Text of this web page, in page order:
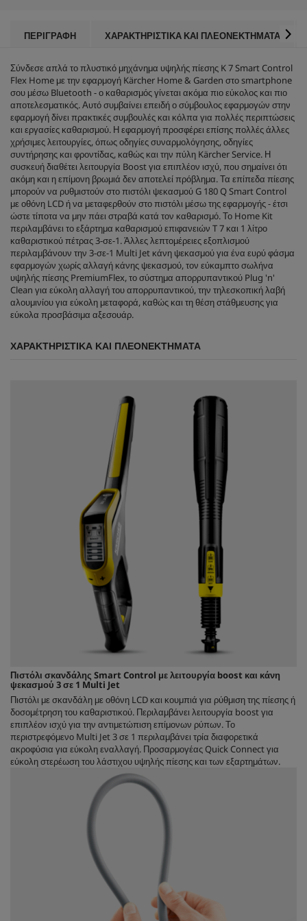
e
α
3
κ
ρ
ι
τ
ι
κ
έ
ς
ΠΕΡΙΓΡΑΦΉ ΧΑΡΑΚΤΗΡΙΣΤΙΚΆ ΚΑΙ ΠΛΕΟΝΕΚΤΉΜΑΤΑ
Σύνδεσε απλά το πλυστικό μηχάνημα υψηλής πίεσης K 7 Smart Control
Flex Home με την εφαρμογή Kärcher Home & Garden στο smartphone
σου μέσω Bluetooth - ο καθαρισμός γίνεται ακόμα πιο εύκολος και πιο
αποτελεσματικός. Αυτό συμβαίνει επειδή ο σύμβουλος εφαρμογών στην
εφαρμογή δίνει πρακτικές συμβουλές και κόλπα για πολλές περιπτώσεις
και εργασίες καθαρισμού. Η εφαρμογή προσφέρει επίσης πολλές άλλες
χρήσιμες λειτουργίες, όπως οδηγίες συναρμολόγησης, οδηγίες
συντήρησης και φροντίδας, καθώς και την πύλη Kärcher Service. Η
συσκευή διαθέτει λειτουργία Boost για επιπλέον ισχύ, που σημαίνει ότι
ακόμη και η επίμονη βρωμιά δεν αποτελεί πρόβλημα. Τα επίπεδα πίεσης
μπορούν να ρυθμιστούν στο πιστόλι ψεκασμού G 180 Q Smart Control
με οθόνη LCD ή να μεταφερθούν στο πιστόλι μέσω της εφαρμογής - έτσι
ώστε τίποτα να μην πάει στραβά κατά τον καθαρισμό. Το Home Kit
περιλαμβάνει το εξάρτημα καθαρισμού επιφανειών T 7 και 1 λίτρο
καθαριστικού πέτρας 3-σε-1. Άλλες λεπτομέρειες εξοπλισμού
περιλαμβάνουν την 3-σε-1 Multi Jet κάνη ψεκασμού για ένα ευρύ φάσμα
εφαρμογών χωρίς αλλαγή κάνης ψεκασμού, τον εύκαμπτο σωλήνα
υψηλής πίεσης PremiumFlex, το σύστημα απορρυπαντικού Plug 'n'
Clean για εύκολη αλλαγή του απορρυπαντικού, την τηλεσκοπική λαβή
αλουμινίου για εύκολη μεταφορά, καθώς και τη θέση στάθμευσης για
εύκολα προσβάσιμα αξεσουάρ.
ΧΑΡΑΚΤΗΡΙΣΤΙΚΆ ΚΑΙ ΠΛΕΟΝΕΚΤΉΜΑΤΑ
Πιστόλι σκανδάλης Smart Control με λειτουργία boost και κάνη
ψεκασμού 3 σε 1 Multi Jet
Πιστόλι με σκανδάλη με οθόνη LCD και κουμπιά για ρύθμιση της πίεσης ή
δοσομέτρηση του καθαριστικού. Περιλαμβάνει λειτουργία boost για
επιπλέον ισχύ για την αντιμετώπιση επίμονων ρύπων. Το
περιστρεφόμενο Multi Jet 3 σε 1 περιλαμβάνει τρία διαφορετικά
ακροφύσια για εύκολη εναλλαγή. Προσαρμογέας Quick Connectγια
εύκολη στερέωση του λάστιχου υψηλής πίεσης και των εξαρτημάτων.